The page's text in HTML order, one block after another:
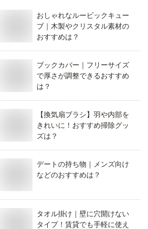
おしゃれなルービックキュー
ブ｜木製やクリスタル素材の
おすすめは？
ブックカバー｜フリーサイズ
で厚さが調整できるおすすめ
は？
【換気扇ブラシ】羽や内部を
きれいに！おすすめ掃除グッ
ズは？
デートの持ち物｜メンズ向け
などのおすすめは？
タオル掛け｜壁に穴開けない
タイプ！賃貸でも手軽に使え